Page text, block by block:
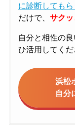
に診断してもら
だけで、 サク
自分と相性の
ひ活用してくだ
浜松
自分